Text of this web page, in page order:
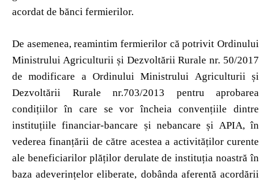
acordat de bănci fermierilor.
De asemenea, reamintim fermierilor că potrivit Ordinului
Ministrului Agriculturii și Dezvoltării Rurale nr. 50/2017
de modificare a Ordinului Ministrului Agriculturii și
Dezvoltării Rurale nr.703/2013 pentru aprobarea
condițiilor în care se vor încheia convențiile dintre
instituțiile financiar-bancare și nebancare și APIA, în
vederea finanțării de către acestea a activităților curente
ale beneficiarilor plăților derulate de instituția noastră în
baza adeverințelor eliberate, dobânda aferentă acordării